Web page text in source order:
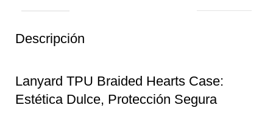
Descripción
Lanyard TPU Braided Hearts Case:
Estética Dulce, Protección Segura